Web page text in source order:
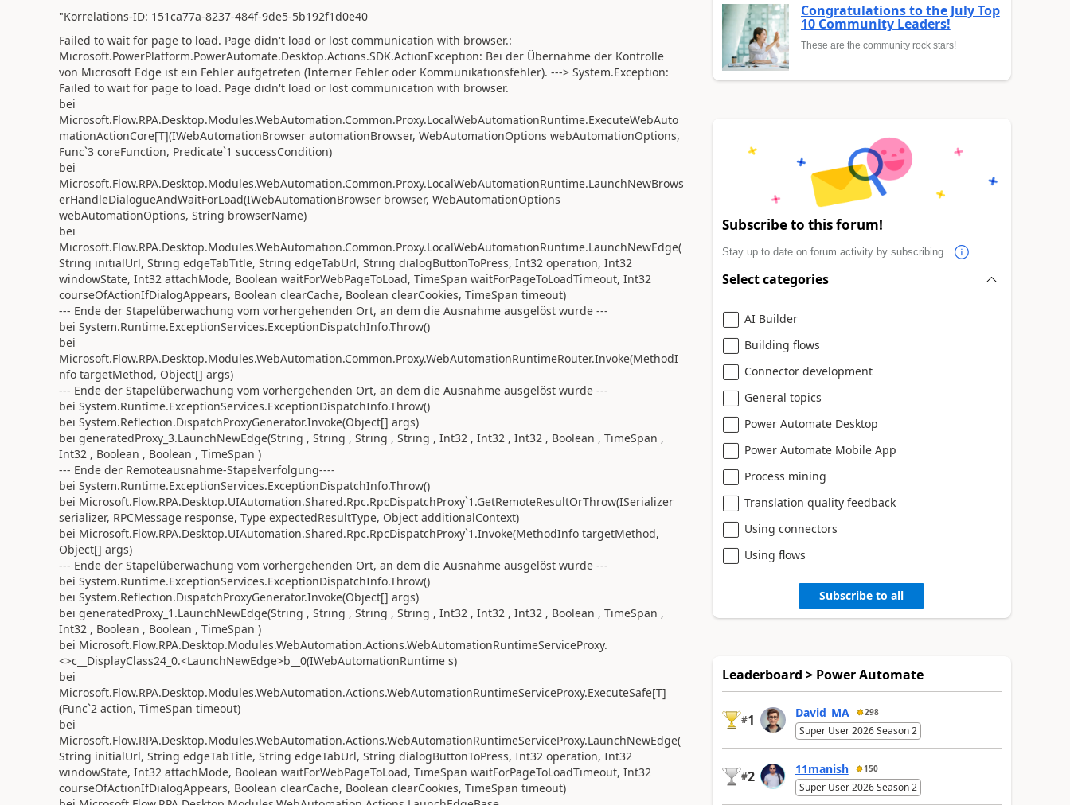
"Korrelations-ID: 151ca77a-8237-484f-9de5-5b192f1d0e40
Failed to wait for page to load. Page didn't load or lost communication with browser.:
Microsoft.PowerPlatform.PowerAutomate.Desktop.Actions.SDK.ActionException: Bei der Übernahme der Kontrolle
von Microsoft Edge ist ein Fehler aufgetreten (Interner Fehler oder Kommunikationsfehler). ---> System.Exception:
Failed to wait for page to load. Page didn't load or lost communication with browser.
bei
Microsoft.Flow.RPA.Desktop.Modules.WebAutomation.Common.Proxy.LocalWebAutomationRuntime.ExecuteWebAuto
mationActionCore[T](IWebAutomationBrowser automationBrowser, WebAutomationOptions webAutomationOptions,
Func`3 coreFunction, Predicate`1 successCondition)
bei
Microsoft.Flow.RPA.Desktop.Modules.WebAutomation.Common.Proxy.LocalWebAutomationRuntime.LaunchNewBrows
erHandleDialogueAndWaitForLoad(IWebAutomationBrowser browser, WebAutomationOptions
webAutomationOptions, String browserName)
bei
Microsoft.Flow.RPA.Desktop.Modules.WebAutomation.Common.Proxy.LocalWebAutomationRuntime.LaunchNewEdge(
String initialUrl, String edgeTabTitle, String edgeTabUrl, String dialogButtonToPress, Int32 operation, Int32
windowState, Int32 attachMode, Boolean waitForWebPageToLoad, TimeSpan waitForPageToLoadTimeout, Int32
courseOfActionIfDialogAppears, Boolean clearCache, Boolean clearCookies, TimeSpan timeout)
--- Ende der Stapelüberwachung vom vorhergehenden Ort, an dem die Ausnahme ausgelöst wurde ---
bei System.Runtime.ExceptionServices.ExceptionDispatchInfo.Throw()
bei
Microsoft.Flow.RPA.Desktop.Modules.WebAutomation.Common.Proxy.WebAutomationRuntimeRouter.Invoke(MethodI
nfo targetMethod, Object[] args)
--- Ende der Stapelüberwachung vom vorhergehenden Ort, an dem die Ausnahme ausgelöst wurde ---
bei System.Runtime.ExceptionServices.ExceptionDispatchInfo.Throw()
bei System.Reflection.DispatchProxyGenerator.Invoke(Object[] args)
bei generatedProxy_3.LaunchNewEdge(String , String , String , String , Int32 , Int32 , Int32 , Boolean , TimeSpan ,
Int32 , Boolean , Boolean , TimeSpan )
--- Ende der Remoteausnahme-Stapelverfolgung----
bei System.Runtime.ExceptionServices.ExceptionDispatchInfo.Throw()
bei Microsoft.Flow.RPA.Desktop.UIAutomation.Shared.Rpc.RpcDispatchProxy`1.GetRemoteResultOrThrow(ISerializer
serializer, RPCMessage response, Type expectedResultType, Object additionalContext)
bei Microsoft.Flow.RPA.Desktop.UIAutomation.Shared.Rpc.RpcDispatchProxy`1.Invoke(MethodInfo targetMethod,
Object[] args)
--- Ende der Stapelüberwachung vom vorhergehenden Ort, an dem die Ausnahme ausgelöst wurde ---
bei System.Runtime.ExceptionServices.ExceptionDispatchInfo.Throw()
bei System.Reflection.DispatchProxyGenerator.Invoke(Object[] args)
bei generatedProxy_1.LaunchNewEdge(String , String , String , String , Int32 , Int32 , Int32 , Boolean , TimeSpan ,
Int32 , Boolean , Boolean , TimeSpan )
bei Microsoft.Flow.RPA.Desktop.Modules.WebAutomation.Actions.WebAutomationRuntimeServiceProxy.
<>c__DisplayClass24_0.<LaunchNewEdge>b__0(IWebAutomationRuntime s)
bei
Microsoft.Flow.RPA.Desktop.Modules.WebAutomation.Actions.WebAutomationRuntimeServiceProxy.ExecuteSafe[T]
(Func`2 action, TimeSpan timeout)
bei
Microsoft.Flow.RPA.Desktop.Modules.WebAutomation.Actions.WebAutomationRuntimeServiceProxy.LaunchNewEdge(
String initialUrl, String edgeTabTitle, String edgeTabUrl, String dialogButtonToPress, Int32 operation, Int32
windowState, Int32 attachMode, Boolean waitForWebPageToLoad, TimeSpan waitForPageToLoadTimeout, Int32
courseOfActionIfDialogAppears, Boolean clearCache, Boolean clearCookies, TimeSpan timeout)
Congratulations to the July Top
10 Community Leaders!
These are the community rock stars!
Subscribe to this forum!
Stay up to date on forum activity by subscribing.
Select categories
AI Builder
Building flows
Connector development
General topics
Power Automate Desktop
Power Automate Mobile App
Process mining
Translation quality feedback
Using connectors
Using flows
Subscribe to all
Leaderboard > Power Automate
#1 David_MA 298
Super User 2026 Season 2
#2 11manish 150
Super User 2026 Season 2